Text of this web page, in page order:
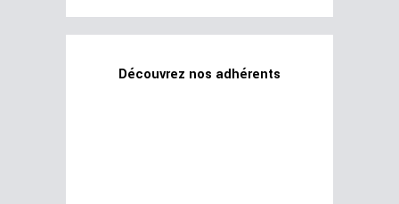
Découvrez nos adhérents